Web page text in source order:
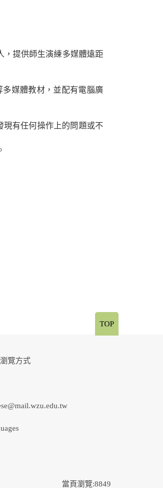
，提供師生演練多媒體遠距
多媒體教材，並配有電腦廣
現有任何操作上的問題或不
覽方式
當頁瀏覽:8849
TOP